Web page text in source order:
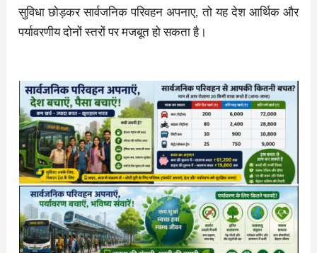
सुविधा छोड़कर सार्वजनिक परिवहन अपनाए, तो यह देश आर्थिक और
पर्यावरणीय दोनों स्तरों पर मजबूत हो सकता है।